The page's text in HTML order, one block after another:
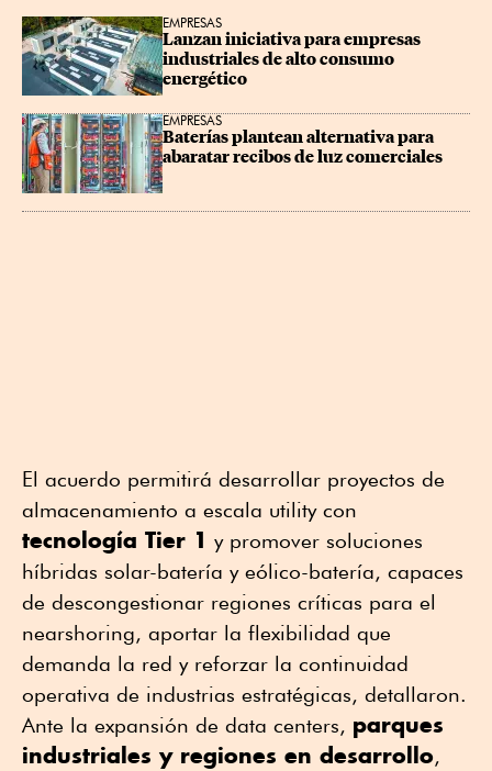
EMPRESAS
Lanzan iniciativa para empresas
industriales de alto consumo
energético
EMPRESAS
Baterías plantean alternativa para
abaratar recibos de luz comerciales
El acuerdo permitirá desarrollar proyectos de
almacenamiento a escala utility con
tecnología Tier 1 y promover soluciones
híbridas solar-batería y eólico-batería, capaces
de descongestionar regiones críticas para el
nearshoring, aportar la flexibilidad que
demanda la red y reforzar la continuidad
operativa de industrias estratégicas, detallaron.
Ante la expansión de data centers, parques
industriales y regiones en desarrollo,